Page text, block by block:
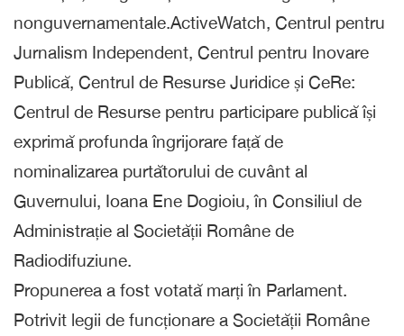
nonguvernamentale.ActiveWatch, Centrul pentru
Jurnalism Independent, Centrul pentru Inovare
Publică, Centrul de Resurse Juridice și CeRe:
Centrul de Resurse pentru participare publică își
exprimă profunda îngrijorare față de
nominalizarea purtătorului de cuvânt al
Guvernului, Ioana Ene Dogioiu, în Consiliul de
Administrație al Societății Române de
Radiodifuziune.
Propunerea a fost votată marți în Parlament.
Potrivit legii de funcționare a Societății Române